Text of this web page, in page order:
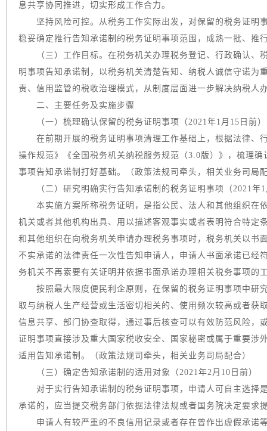
息共享协同推进，切实形成工作合力。
坚持风险可控。从税务工作实际出发，对保留的税务证明
稳妥确定推行告知承诺制的税务证明事项范围，成熟一批、推
（三）工作目标。在税务机关办理税务登记、行政确认、
明事项告知承诺制，以税务机关清楚告知、纳税人诚信守诺为
责、信用监管的税收治理模式，从制度层面进一步解决纳税人
二、主要任务及实施步骤
（一）梳理确认保留的税务证明事项（2021年1月15日前）
在前期开展的税务证明事项清理工作基础上，根据法律、
操作规范》《全国税务机关纳税服务规范（3.0版）》，梳理
事项告知承诺制打好基础。（政策法规司牵头，相关业务司局
（二）研究明确实行告知承诺制的税务证明事项（2021年1
本实施方案所称税务证明，是指公民、法人和其他组织在
机关或者其他机构出具、用以描述客观事实或者表明符合特定
和其他组织在向税务机关申请办理税务事项时，税务机关以书
不实承诺的法律责任一次性告知申请人，申请人书面承诺已经
务机关不再索要有关证明并依据书面承诺办理相关税务事项的
按照最大限度便民利企原则，在保留的税务证明事项中研
取与纳税人生产经营或生活密切相关的、使用频次较高或者获
信息共享、部门协查取得，通过事后核查可以有效防范风险，
证明事项直接涉及重大国家税收安全、国家秘密或属于重要涉
适用告知承诺制。（政策法规司牵头，相关业务司局配合）
（三）确定告知承诺制的适用对象（2021年2月10日前）
对于实行告知承诺制的税务证明事项，申请人可自主选择
承诺的，应当提交税务部门依据法律法规或者国务院决定要求
申请人有较严重的不良信用记录或者存在曾作出虚假承诺